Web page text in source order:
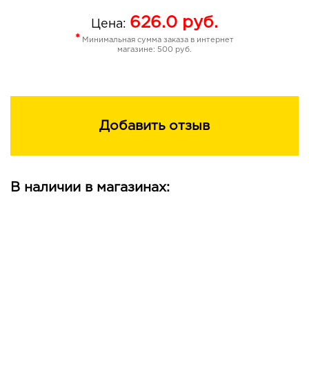
Цена: 626.0 руб.
* Минимальная сумма заказа в интернет
магазине: 500 руб.
Добавить отзыв
В наличии в магазинах: